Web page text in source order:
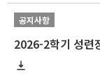
공지사항
2026-2학기 성련